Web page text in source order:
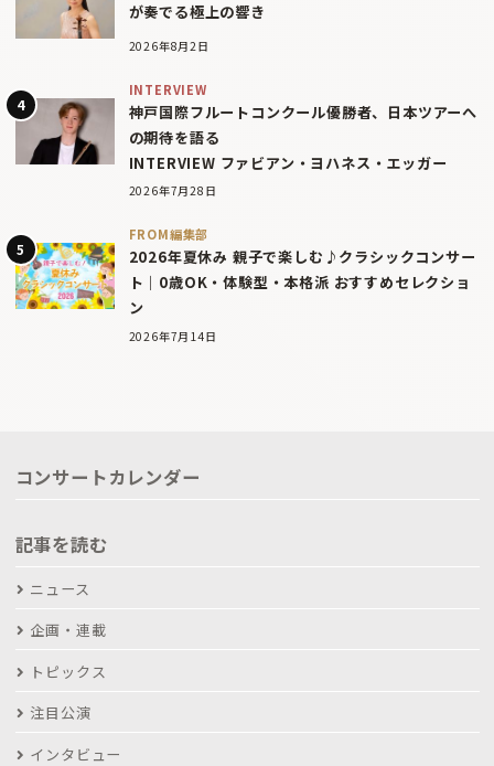
が奏でる極上の響き
2026年8月2日
INTERVIEW
神戸国際フルートコンクール優勝者、日本ツアーへ
の期待を語る
INTERVIEW ファビアン・ヨハネス・エッガー
2026年7月28日
FROM編集部
2026年夏休み 親子で楽しむ♪クラシックコンサー
ト｜0歳OK・体験型・本格派 おすすめセレクショ
ン
2026年7月14日
コンサートカレンダー
記事を読む
ニュース
企画・連載
トピックス
注目公演
インタビュー